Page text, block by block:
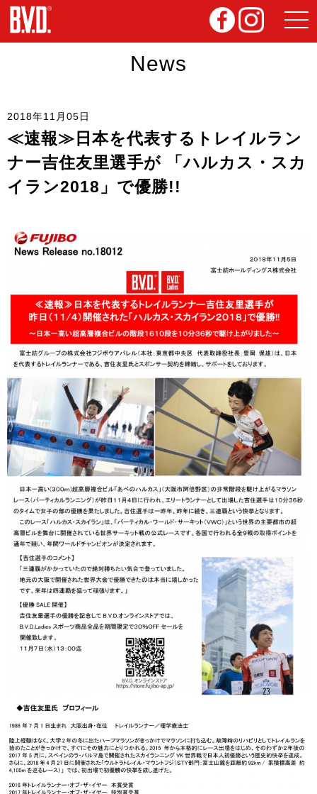
News
2018年11月05日
≪速報≫日本を代表するトレイルラン
ナー吉住友里選手が 「ハルカス・スカ
イラン2018」で優勝!!